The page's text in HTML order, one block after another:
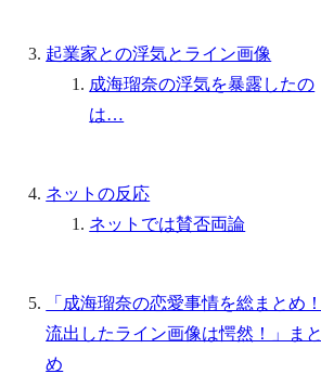
起業家との浮気とライン画像
成海瑠奈の浮気を暴露したの
は…
ネットの反応
ネットでは賛否両論
「成海瑠奈の恋愛事情を総まとめ！
流出したライン画像は愕然！」まと
め